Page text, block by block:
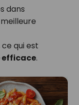
dans
qui est
.